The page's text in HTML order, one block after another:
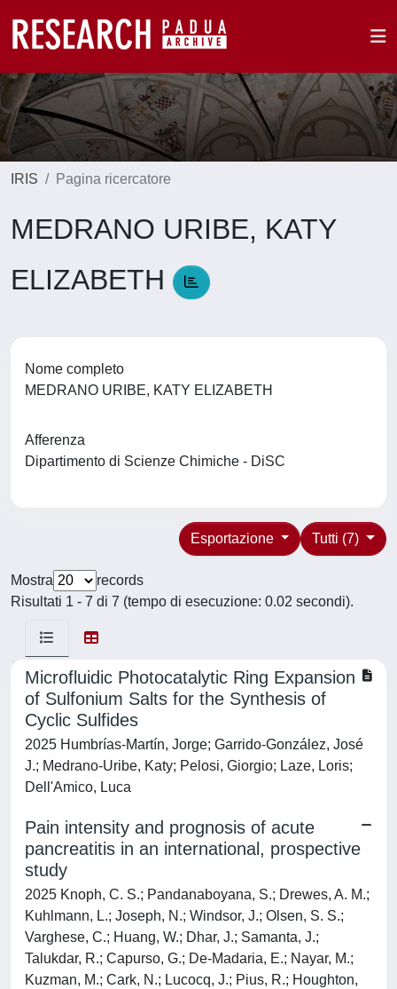
IRIS Pagina ricercatore
MEDRANO URIBE, KATY
ELIZABETH
Nome completo
MEDRANO URIBE, KATY ELIZABETH
Afferenza
Dipartimento di Scienze Chimiche - DiSC
Tutti (7)
Esportazione
Mostra
records
Risultati 1 - 7 di 7 (tempo di esecuzione: 0.02 secondi).
Microfluidic Photocatalytic Ring Expansion
of Sulfonium Salts for the Synthesis of
Cyclic Sulfides
2025 Humbrías-Martín, Jorge; Garrido-González, José
J.; Medrano-Uribe, Katy; Pelosi, Giorgio; Laze, Loris;
Dell'Amico, Luca
Pain intensity and prognosis of acute
pancreatitis in an international, prospective
study
2025 Knoph, C. S.; Pandanaboyana, S.; Drewes, A. M.;
Kuhlmann, L.; Joseph, N.; Windsor, J.; Olsen, S. S.;
Varghese, C.; Huang, W.; Dhar, J.; Samanta, J.;
Talukdar, R.; Capurso, G.; De-Madaria, E.; Nayar, M.;
Kuzman, M.; Cark, N.; Lucocq, J.; Pius, R.; Houghton,